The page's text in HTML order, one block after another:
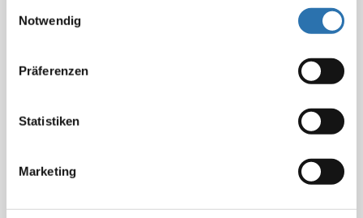
Cookies, wenn Sie unsere Webseite weiterhin
Notwendig
Präferenzen
Statistiken
Marketing
Ärztekammern in Deutschland setzten sich intensiv
dafür ein, Ärztinnen und Ärzte besser vor verbalen und
Einrichtung von Meldeadressen, Ombudsstellen und
Beratungsangeboten bestehe ein vielfältiges Angebot
Konfliktmanagement, Deeskalationstrainings,
beruflichen Ausnahmesituationen.
„Vor allem aber muss der Staat seinem Schutzauftrag